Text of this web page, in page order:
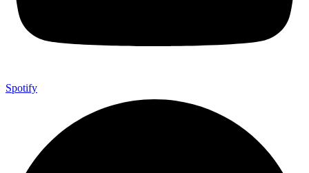
Spotify